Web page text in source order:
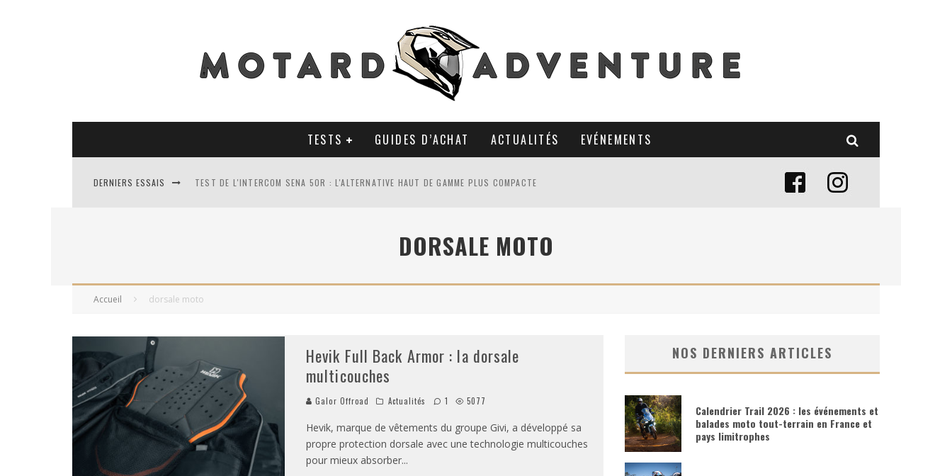
TESTS GUIDES D’ACHAT ACTUALITÉS EVÉNEMENTS
DERNIERS ESSAIS TEST DE L'INTERCOM SENA 50R : L'ALTERNATIVE HAUT DE GAMME PLUS COMPACTE
TEST DES RACER MAVIS 2 : LA POLYVALENCE DE GANTS MI-CUIR MI-SAISON
DORSALE MOTO
Accueil dorsale moto
Hevik Full Back Armor : la dorsale
multicouches
Galor Offroad Actualités 1 5077
Hevik, marque de vêtements du groupe Givi, a développé sa
propre protection dorsale avec une technologie multicouches
pour mieux absorber...
NOS DERNIERS ARTICLES
Calendrier Trail 2026 : les événements et
balades moto tout-terrain en France et
pays limitrophes